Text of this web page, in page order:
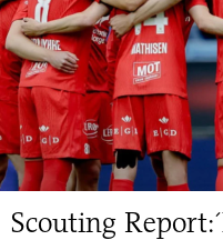
Scouting Report: